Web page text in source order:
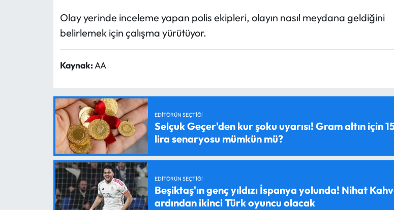
Olay yerinde inceleme yapan polis ekipleri, olayın nasıl meydana geldiğini
belirlemek için çalışma yürütüyor.
Kaynak:AA
EDITÖRÜN SEÇTIĞI
Selçuk Geçer'den kur şoku uyarısı! Gram altın için
lira senaryosu mümkün mü?
EDITÖRÜN SEÇTIĞI
Beşiktaş'ın genç yıldızı İspanya yolunda! Nihat
ardından ikinci Türk oyuncu olacak